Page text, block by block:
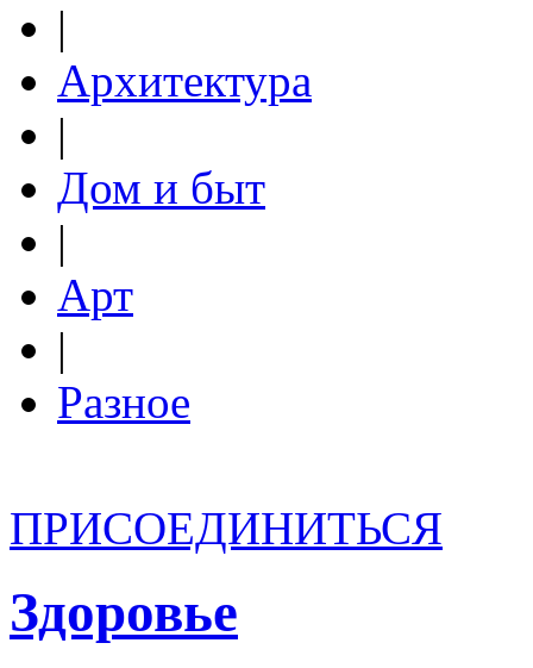
|
Архитектура
|
Дом и быт
|
Арт
|
Разное
ПРИСОЕДИНИТЬСЯ
Здоровье